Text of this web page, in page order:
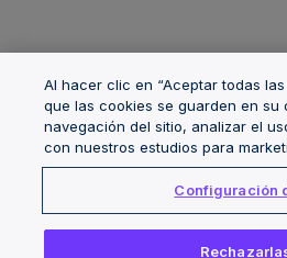
Al hacer clic en “Aceptar todas
que las cookies se guarden en su
navegación del sitio, analizar el
con nuestros estudios para
Configuración